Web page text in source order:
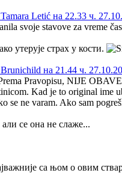
Letić на 22.33 ч.
svoje stavove za vreme
утерује страх у кости.
на 21.44 ч.
Pravopisu, NIJE
Kad je to original ime
se ne varam. Ako sam
се она не слаже...
са њом о овим